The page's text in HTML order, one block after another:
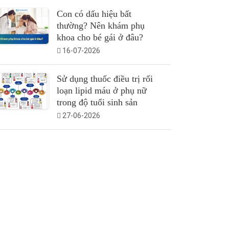
Con có dấu hiệu bất
thường? Nên khám phụ
khoa cho bé gái ở đâu?
16-07-2026
Sử dụng thuốc điều trị rối
loạn lipid máu ở phụ nữ
trong độ tuổi sinh sản
27-06-2026